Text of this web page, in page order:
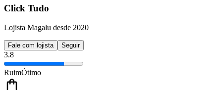
Click Tudo
Lojista Magalu desde 2020
Fale com lojista Seguir
3.8
RuimÓtimo